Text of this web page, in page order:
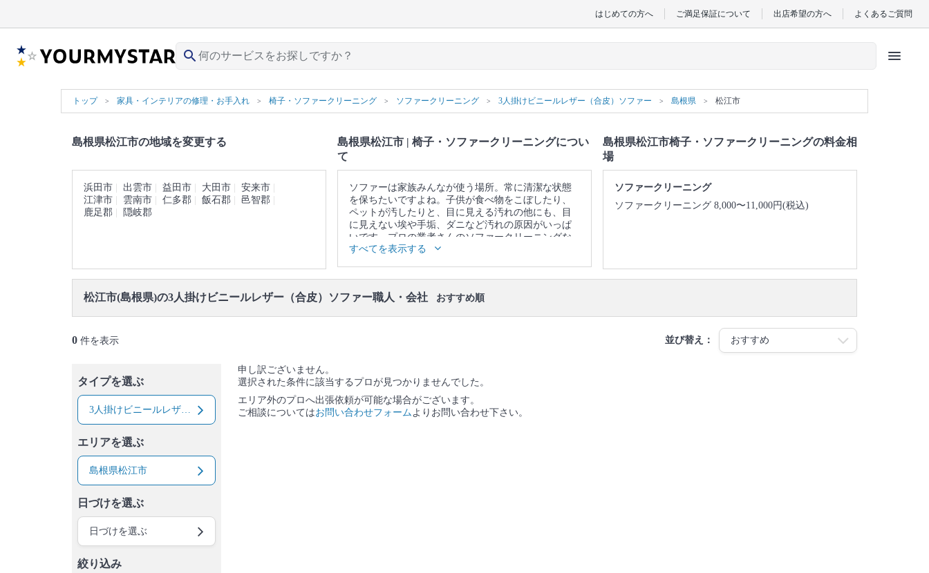
はじめての方へ ご満足保証について 出店希望の方へ よくあるご質問
search menu
トップ 家具・インテリアの修理・お手入れ 椅子・ソファークリーニング ソファークリーニング 3人掛けビニールレザー（合皮）ソファー 島根県 松江市
島根県松江市の地域を変更する
浜田市 出雲市 益田市 大田市
安来市
江津市
雲南市 仁多郡 飯石郡
邑智郡
鹿足郡
隠岐郡
島根県松江市 | 椅子・ソファークリーニングについ
て
ソファーは家族みんなが使う場所。常に清潔な状態
を保ちたいですよね。子供が食べ物をこぼしたり、
ペットが汚したりと、目に見える汚れの他にも、目
に見えない埃や手垢、ダニなど汚れの原因がいっぱ
いです。プロの業者さんのソファークリーニングな
ら、落ちないと思っていたシミや臭い、ダニや雑菌
▼表示価格に含まれる椅子・ソファークリーニング
の作業範囲
すべてを表示する
島根県松江市椅子・ソファークリーニングの料金相
場
ソファークリーニング
ソファークリーニング 8,000〜11,000円(税込)
松江市(島根県)の3人掛けビニールレザー（合皮）ソファー職人・会社 おすすめ順
0 件を表示 並び替え：
タイプを選ぶ
エリアを選ぶ
島根県松江市
日づけを選ぶ
日づけを選ぶ
絞り込み
申し訳ございません。
選択された条件に該当するプロが見つかりませんでした。
エリア外のプロへ出張依頼が可能な場合がございます。
ご相談についてはお問い合わせフォームよりお問い合わせ下さい。